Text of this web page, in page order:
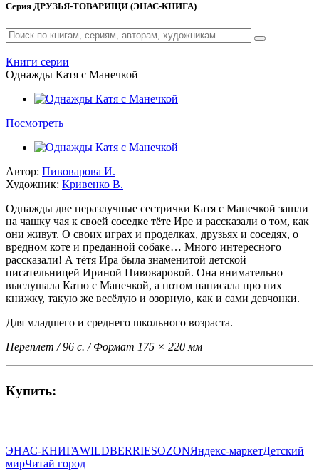
Серия ДРУЗЬЯ-ТОВАРИЩИ (ЭНАС-КНИГА)
Книги серии
Однажды Катя с Манечкой
Посмотреть
Автор: Пивоварова И.
Художник: Кривенко В.
Однажды две неразлучные сестрички Катя с Манечкой зашли
на чашку чая к своей соседке тёте Ире и рассказали о том, как
они живут. О своих играх и проделках, друзьях и соседях, о
вредном коте и преданной собаке… Много интересного
рассказали! А тётя Ира была знаменитой детской
писательницей Ириной Пивоваровой. Она внимательно
выслушала Катю с Манечкой, а потом написала про них
книжку, такую же весёлую и озорную, как и сами девчонки.
Для младшего и среднего школьного возраста.
Переплет / 96 с. / Формат 175 × 220 мм
Купить:
ЭНАС-КНИГАWILDBERRIESOZONЯндекс-маркетДетский
мирЧитай город